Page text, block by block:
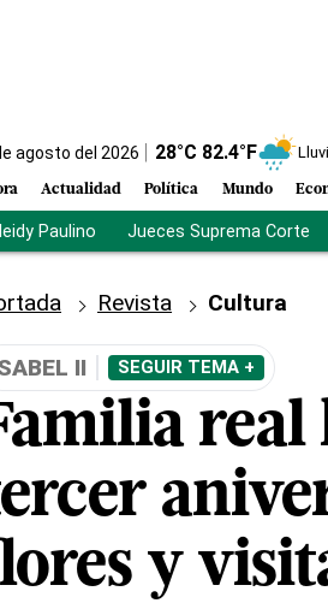
agosto del 2026 28°C 82.4°F
Actualidad Política Mundo
Paulino Jueces Suprema Corte
Revista Cultura
II SEGUIR TEMA +
real
y